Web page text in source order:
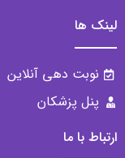
لینک ها
نوبت دهی آنلاین
پنل پزشکان
ارتباط با ما